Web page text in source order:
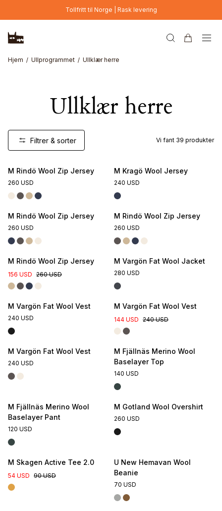
Hopp til hovedinnholdTollfritt til Norge | Rask levering
Hjem Ullprogrammet Ullklær herre
Ullklær herre
Filtrer & sorter Vi fant 39 produkter
M Rindö Wool Zip Jersey
260 USD
M Kragö Wool Jersey
240 USD
M Rindö Wool Zip Jersey
260 USD
M Rindö Wool Zip Jersey
260 USD
M Rindö Wool Zip Jersey
156 USD 260 USD
M Vargön Fat Wool Jacket
280 USD
M Vargön Fat Wool Vest
240 USD
M Vargön Fat Wool Vest
144 USD 240 USD
M Vargön Fat Wool Vest
240 USD
M Fjällnäs Merino Wool
Baselayer Top
140 USD
M Fjällnäs Merino Wool
Baselayer Pant
120 USD
M Gotland Wool Overshirt
260 USD
M Skagen Active Tee 2.0
54 USD 90 USD
U New Hemavan Wool
Beanie
70 USD